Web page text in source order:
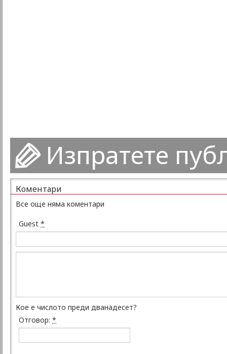
Изпратете
Коментари
Все още няма коментари
Guest *
Кое е числото преди дванадесет?
Отговор: *